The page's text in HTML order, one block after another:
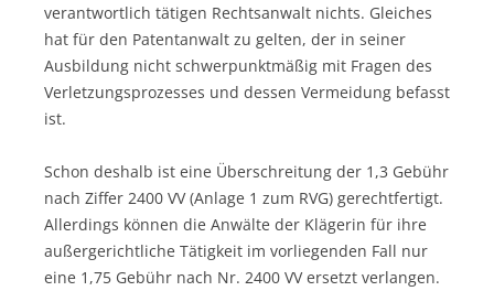
verantwortlich tätigen Rechtsanwalt nichts. Gleiches
hat für den Patentanwalt zu gelten, der in seiner
Ausbildung nicht schwerpunktmäßig mit Fragen des
Verletzungsprozesses und dessen Vermeidung befasst
ist.
Schon deshalb ist eine Überschreitung der 1,3 Gebühr
nach Ziffer 2400 VV (Anlage 1 zum RVG) gerechtfertigt.
Allerdings können die Anwälte der Klägerin für ihre
außergerichtliche Tätigkeit im vorliegenden Fall nur
eine 1,75 Gebühr nach Nr. 2400 VV ersetzt verlangen.